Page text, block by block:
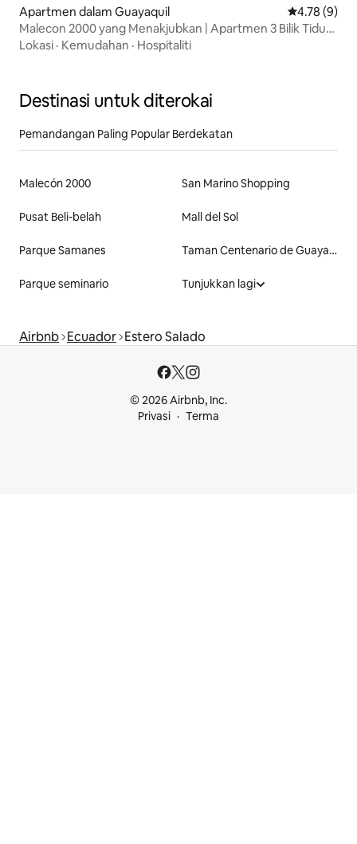
Apartmen dalam Guayaquil Penarafan
4.78 (9)
Malecon 2000 yang Menakjubkan | Apartmen 3 Bilik Tidur
dengan Pemandangan Sungai
Lokasi · Kemudahan · Hospitaliti
Destinasi untuk diterokai
Pemandangan Paling Popular Berdekatan
Malecón 2000 San Marino Shopping
Pusat Beli-belah Mall del Sol
Parque Samanes Taman Centenario de Guayaquil
Parque seminario Tunjukkan lagi
Airbnb Ecuador Estero Salado
© 2026 Airbnb, Inc.
Privasi
Terma